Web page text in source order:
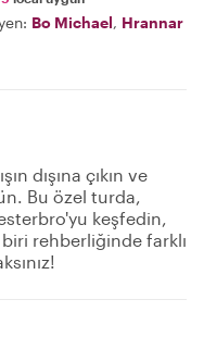
Bo Michael, Hrannar
dışına çıkın ve
Bu özel turda,
keşfedin,
rehberliğinde farklı